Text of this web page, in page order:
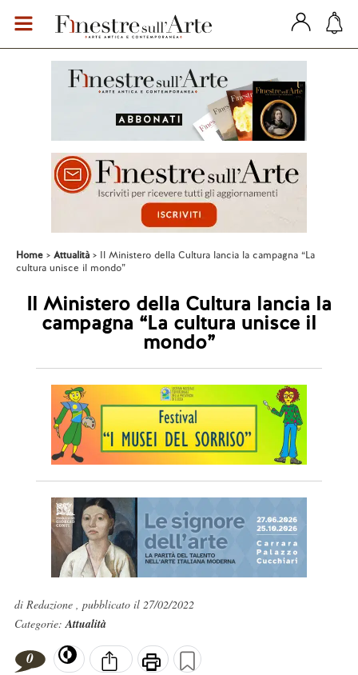
Home Attualità
Il Ministero della Cultura lancia la campagna “La
cultura unisce il mondo”
Il Ministero della Cultura lancia la
campagna “La cultura unisce il
mondo”
di Redazione , pubblicato il 27/02/2022
Categorie:Attualità
0